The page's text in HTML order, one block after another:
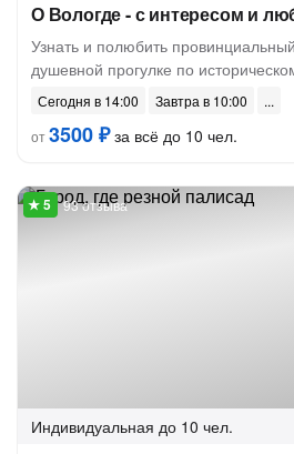
О Вологде - с интересом и
Узнать и полюбить
душевной прогулке по
Сегодня в 14:00
Завтра в 10:00
от3500 ₽за всё до 10 чел.
93 отзыва
Индивидуальная до 10 чел.